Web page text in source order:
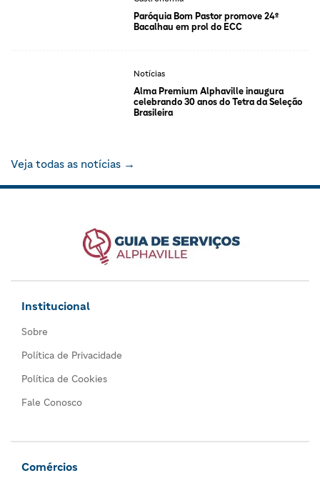
Paróquia Bom Pastor promove 24º
Bacalhau em prol do ECC
Notícias
Alma Premium Alphaville inaugura
celebrando 30 anos do Tetra da Seleção
Brasileira
Veja todas as notícias →
Institucional
Sobre
Política de Privacidade
Política de Cookies
Fale Conosco
Comércios